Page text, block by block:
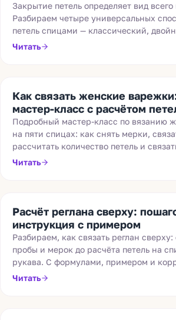
Закрытие петель определяет вид всего
Разбираем четыре универсальных
петель спицами — классический,
провязыванием, эластичный и с
Читать
Как связать женские
мастер-класс с расчётом
Подробный мастер-класс по вязанию
на пяти спицах: как снять мерки,
рассчитать количество петель и
ладонь, большой палец и верхушку.
Читать
Расчёт реглана сверху:
инструкция с примером
Разбираем, как связать реглан сверху:
пробы и мерок до расчёта петель на
рукава. С формулами, примером и
росток.
Читать